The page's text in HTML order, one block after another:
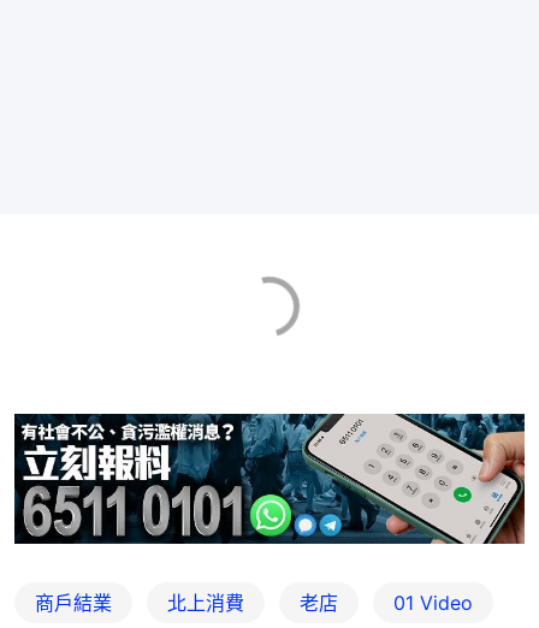
商戶結業 北上消費 老店 01 Video